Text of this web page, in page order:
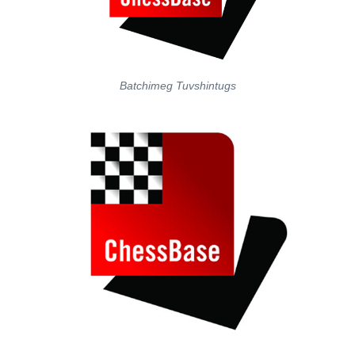
Batchimeg Tuvshintugs